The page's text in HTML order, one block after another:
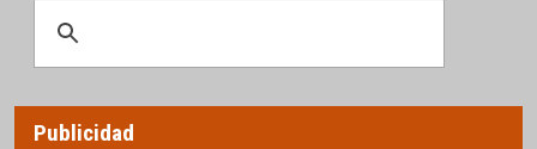
Publicidad